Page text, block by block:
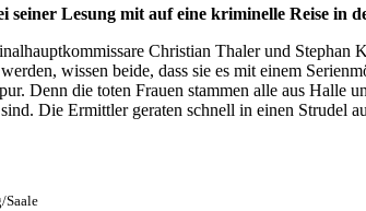
seiner Lesung mit auf eine kriminelle Reise in
Christian Thaler und
wissen beide, dass sie es mit einem
Denn die toten Frauen stammen alle aus
Die Ermittler geraten schnell in einen Strudel
Saale